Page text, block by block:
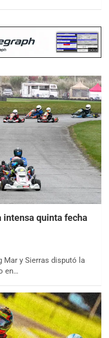
intensa quinta fecha
Mar y Sierras disputó la
en…